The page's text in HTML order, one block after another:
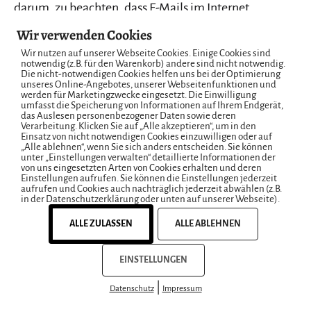
darum, zu beachten, dass E-Mails im Internet
grundsätzlich nicht verschlüsselt versendet werden.
Im Regelfall werden E-Mails zwar auf dem
Transportweg verschlüsselt, aber (sofern kein
sogenanntes Ende-zu-Ende-
Verschlüsselungsverfahren eingesetzt wird) nicht auf
den Servern, von denen sie abgesendet und
empfangen werden. Wir können daher für den
Übertragungsweg der E-Mails zwischen dem
Absender und dem Empfang auf unserem Server
keine Verantwortung übernehmen;
Rechtsgrundlagen:Berechtigte Interessen (Art. 6
Abs. 1 S. 1 lit. f) DSGVO).
Leistungen auf dem Gebiet der
Wir verwenden Cookies
Wir nutzen auf unserer Webseite Cookies. Einige Cookies sind
notwendig (z.B. für den Warenkorb) andere sind nicht notwendig.
Die nicht-notwendigen Cookies helfen uns bei der Optimierung
unseres Online-Angebotes, unserer Webseitenfunktionen und
werden für Marketingzwecke eingesetzt. Die Einwilligung
umfasst die Speicherung von Informationen auf Ihrem Endgerät,
das Auslesen personenbezogener Daten sowie deren
Verarbeitung. Klicken Sie auf „Alle akzeptieren“, um in den
Einsatz von nicht notwendigen Cookies einzuwilligen oder auf
„Alle ablehnen“, wenn Sie sich anders entscheiden. Sie können
unter „Einstellungen verwalten“ detaillierte Informationen der
von uns eingesetzten Arten von Cookies erhalten und deren
Einstellungen aufrufen. Sie können die Einstellungen jederzeit
aufrufen und Cookies auch nachträglich jederzeit abwählen (z.B.
in der Datenschutzerklärung oder unten auf unserer Webseite).
ALLE ZULASSEN ALLE ABLEHNEN
EINSTELLUNGEN
Datenschutz| Impressum